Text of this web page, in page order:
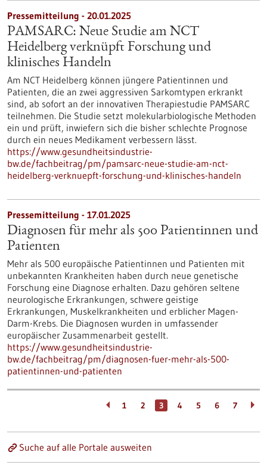
Pressemitteilung - 20.01.2025
PAMSARC: Neue Studie am NCT
Heidelberg verknüpft Forschung und
klinisches Handeln
Am NCT Heidelberg können jüngere Patientinnen und
Patienten, die an zwei aggressiven Sarkomtypen erkrankt
sind, ab sofort an der innovativen Therapiestudie PAMSARC
teilnehmen. Die Studie setzt molekularbiologische Methoden
ein und prüft, inwiefern sich die bisher schlechte Prognose
durch ein neues Medikament verbessern lässt.
https://www.gesundheitsindustrie-
bw.de/fachbeitrag/pm/pamsarc-neue-studie-am-nct-
heidelberg-verknuepft-forschung-und-klinisches-handeln
Pressemitteilung - 17.01.2025
Diagnosen für mehr als 500 Patientinnen und
Patienten
Mehr als 500 europäische Patientinnen und Patienten mit
unbekannten Krankheiten haben durch neue genetische
Forschung eine Diagnose erhalten. Dazu gehören seltene
neurologische Erkrankungen, schwere geistige
Erkrankungen, Muskelkrankheiten und erblicher Magen-
Darm-Krebs. Die Diagnosen wurden in umfassender
europäischer Zusammenarbeit gestellt.
https://www.gesundheitsindustrie-
bw.de/fachbeitrag/pm/diagnosen-fuer-mehr-als-500-
patientinnen-und-patienten
1 2 3 4 5 6 7
Suche auf alle Portale ausweiten